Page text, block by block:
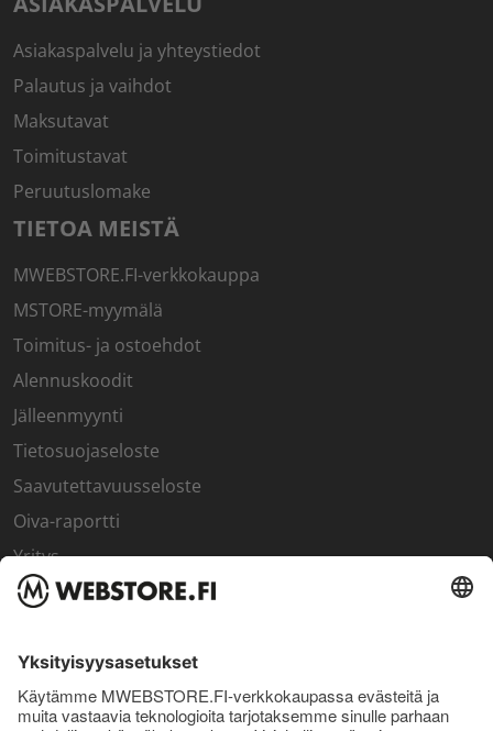
Asiakaspalvelu ja yhteystiedot
Palautus ja vaihdot
Maksutavat
Toimitustavat
Peruutuslomake
TIETOA MEISTÄ
MWEBSTORE.FI-verkkokauppa
MSTORE-myymälä
Toimitus- ja ostoehdot
Alennuskoodit
Jälleenmyynti
Tietosuojaseloste
Saavutettavuusseloste
Oiva-raportti
Yritys
SISÄPIIRI
Sisäpiirin bonusohjelma
Uutiskirje